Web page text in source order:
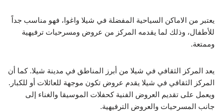
يعتبر من الاماكن السياحية المفضلة في شيلا واغوا، فهو مناسب جداً
للأطفال، وذلك لما يقدمه المركز من عروض ومسرحيات ترفيهية
وممتعة.
يعد المركز الثقافي في شيلا من أبرز المناطق في مدينة شيلا. كما أن
المركز الثقافي في شيلا يقدم عروض تكون موجهة للعائلات أو للكبار.
ويعمل على تقديم العروض الفنية كحفلات الموسيقا والغناء إلى
جانب المسرحيات والعروض الترفيهية.